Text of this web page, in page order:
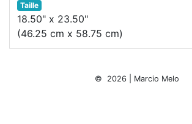
Taille
18.50" x 23.50"
(46.25 cm x 58.75 cm)
© 2026 | Marcio Melo